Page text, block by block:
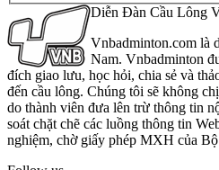
Diễn Đàn Cầu Lông
Vnbadminton.com là
Nam. Vnbadminton
đích giao lưu, học hỏi, chia sẻ và
đến cầu lông. Chúng tôi sẽ không
do thành viên đưa lên trừ thông tin
soát chặt chẽ các luồng thông tin
nghiệm, chờ giấy phép MXH của